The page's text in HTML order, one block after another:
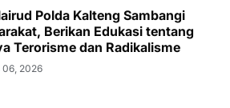
Polda Kalteng Sambangi
Berikan Edukasi tentang
Terorisme dan Radikalisme
06, 2026